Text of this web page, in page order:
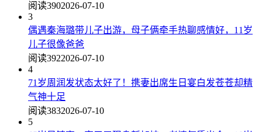
阅读3902026-07-10
3
偶遇秦海璐带儿子出游，母子俩牵手热聊感情好，11岁
儿子很像爸爸
阅读3922026-07-10
4
71岁周润发状态太好了！携妻出席生日宴白发苍苍却精
气神十足
阅读3832026-07-10
5